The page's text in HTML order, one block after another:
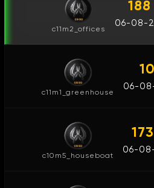
c11m2_offices
188
06-08-
c11m1_greenhouse
06-
c10m5_houseboat
06-